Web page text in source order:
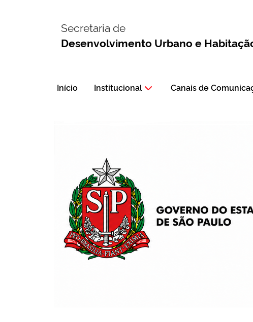
Secretaria de
Desenvolvimento Urbano e
Início Institucional Canais de